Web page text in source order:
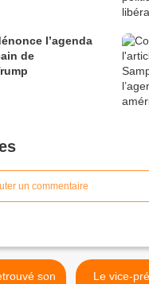
l’agenda
de
un commentaire
Le vice-